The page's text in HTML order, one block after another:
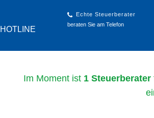
HOTLINE
Echte Steuerberater
beraten Sie am Telefon
Im Moment ist 1 Steuerberater